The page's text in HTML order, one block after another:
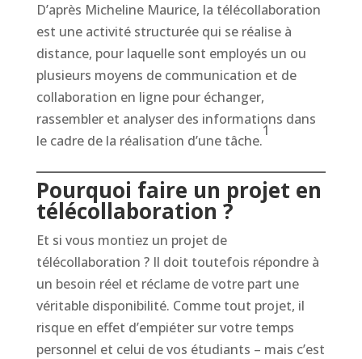
D’après Micheline Maurice, la télécollaboration
est une activité structurée qui se réalise à
distance, pour laquelle sont employés un ou
plusieurs moyens de communication et de
collaboration en ligne pour échanger,
rassembler et analyser des informations dans
le cadre de la réalisation d’une tâche.
1
Pourquoi faire un projet en
télécollaboration ?
Et si vous montiez un projet de
télécollaboration ? Il doit toutefois répondre à
un besoin réel et réclame de votre part une
véritable disponibilité. Comme tout projet, il
risque en effet d’empiéter sur votre temps
personnel et celui de vos étudiants – mais c’est